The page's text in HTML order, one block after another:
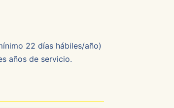
22 días hábiles/año)
años de servicio.